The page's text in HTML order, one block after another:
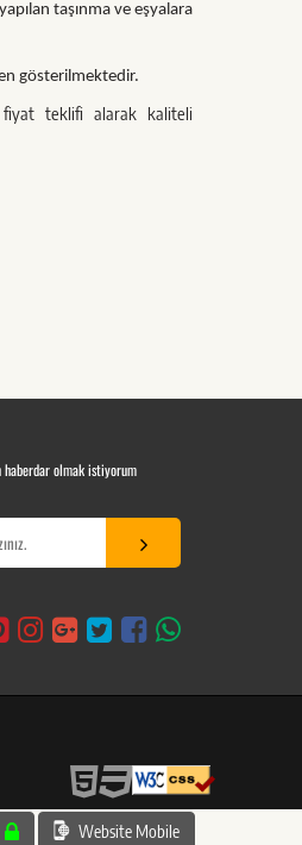
taşınma ve eşyalara
gösterilmektedir.
fiyat teklifi alarak kaliteli
haberdar olmak istiyorum
Website Mobile